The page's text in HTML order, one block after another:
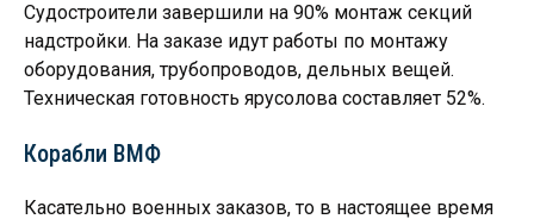
Судостроители завершили на 90% монтаж секций
надстройки. На заказе идут работы по монтажу
оборудования, трубопроводов, дельных вещей.
Техническая готовность ярусолова составляет 52%.
Корабли ВМФ
Касательно военных заказов, то в настоящее время